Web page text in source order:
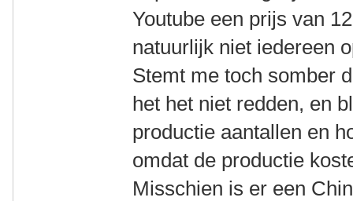
Youtube een prijs van
natuurlijk niet iedereen
Stemt me toch somber
het het niet redden, en
productie aantallen en
omdat de productie
Misschien is er een